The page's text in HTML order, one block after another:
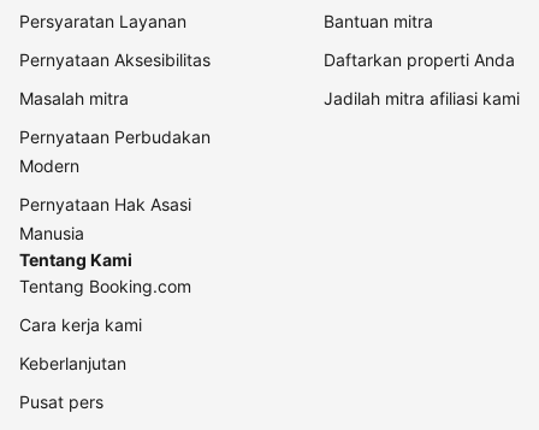
Persyaratan Layanan
Pernyataan Aksesibilitas
Masalah mitra
Pernyataan Perbudakan
Modern
Pernyataan Hak Asasi
Manusia
Bantuan mitra
Daftarkan properti Anda
Jadilah mitra afiliasi kami
Tentang Kami
Tentang Booking.com
Cara kerja kami
Keberlanjutan
Pusat pers